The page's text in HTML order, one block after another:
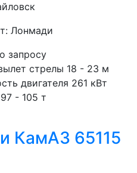
Лонмади
запросу
стрелы 18 - 23 м
двигателя 261 кВт
- 105 т
КамАЗ 65115